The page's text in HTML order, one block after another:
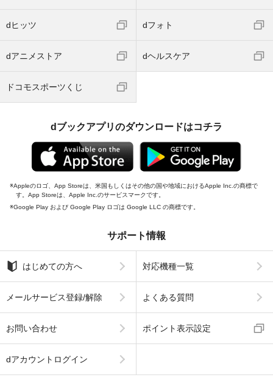
dヒッツ dフォト
dアニメストア dヘルスケア
ドコモスポーツくじ
dブックアプリのダウンロードはコチラ
Appleのロゴ、App Storeは、米国もしくはその他の国や地域におけるApple Inc.の商標で
す。App Storeは、Apple Inc.のサービスマークです。
Google Play および Google Play ロゴは Google LLC の商標です。
サポート情報
はじめての方へ 対応機種一覧
メールサービス登録/解除 よくある質問
お問い合わせ ポイント表示設定
dアカウントログイン